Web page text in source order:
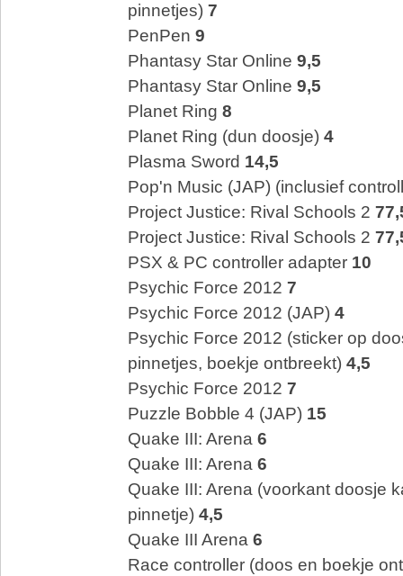
pinnetjes) 7
PenPen 9
Phantasy Star Online 9,5
Phantasy Star Online 9,5
Planet Ring 8
Planet Ring (dun doosje) 4
Plasma Sword 14,5
Pop'n Music (JAP) (inclusief
Project Justice: Rival Schools 2
Project Justice: Rival Schools 2
PSX & PC controller adapter 10
Psychic Force 2012 7
Psychic Force 2012 (JAP) 4
Psychic Force 2012 (sticker op
pinnetjes, boekje ontbreekt) 4,5
Psychic Force 2012 7
Puzzle Bobble 4 (JAP) 15
Quake III: Arena 6
Quake III: Arena 6
Quake III: Arena (voorkant doosje
pinnetje) 4,5
Quake III Arena 6
Race controller (doos en boekje